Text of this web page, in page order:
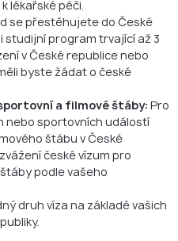
lékařské péči.
se přestěhujete do České
studijní program trvající až 3
v České republice nebo
byste žádat o české
a filmové štáby: Pro
nebo sportovních událostí
štábu v České
české vízum pro
podle vašeho
druh víza na základě vašich